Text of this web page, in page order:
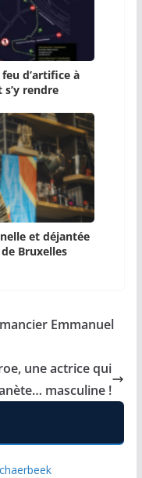
d’artifice à
rendre
et déjantée
Bruxelles
Emmanuel
une actrice qui
masculine !